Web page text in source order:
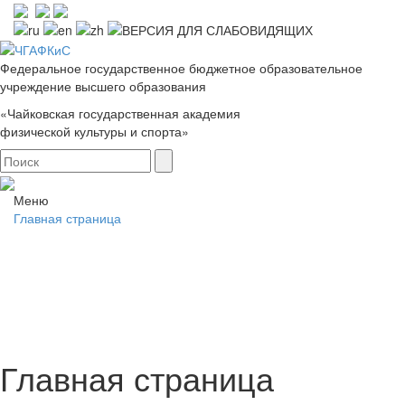
Федеральное государственное бюджетное образовательное
учреждение высшего образования
«Чайковская государственная академия
физической культуры и спорта»
Меню
Главная страница
Главная страница